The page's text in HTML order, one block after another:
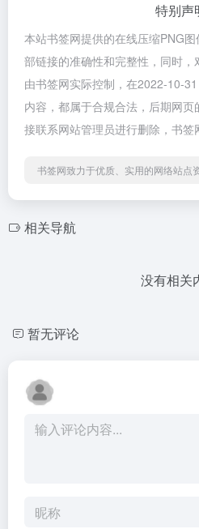
特别声
本站书签网提供的在线压缩PNG
部链接的准确性和完整性，同时
由书签网实际控制，在2022-10-
内容，都属于合规合法，后期网
接联系网站管理员进行删除，书签
书签网致力于优质、实用的网络站点
相关导航
没有相关
暂无评论